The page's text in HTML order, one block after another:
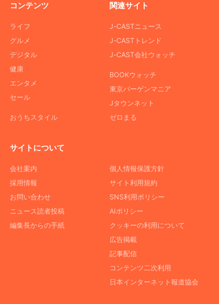
コンテンツ
ライフ
グルメ
デジタル
健康
エンタメ
セール
おうちスタイル
関連サイト
J-CASTニュース
J-CASTトレンド
J-CAST会社ウォッチ
BOOKウォッチ
東京バーゲンマニア
Jタウンネット
ゼロまる
サイトについて
会社案内
採用情報
お問い合わせ
ニュース読者投稿
編集長からの手紙
個人情報保護方針
サイト利用規約
SNS利用ポリシー
AIポリシー
クッキーの利用について
広告掲載
記事配信
コンテンツ二次利用
日本インターネット報道協会